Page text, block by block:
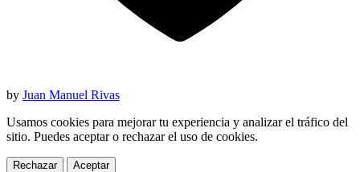
by Juan Manuel Rivas
Usamos cookies para mejorar tu experiencia y analizar el tráfico del
sitio. Puedes aceptar o rechazar el uso de cookies.
Rechazar Aceptar